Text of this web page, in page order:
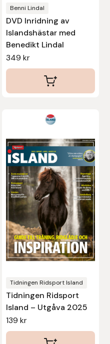
Benni Lindal
DVD Inridning av
Islandshästar med
Benedikt Lindal
349 kr
Tidningen Ridsport Island
Tidningen Ridsport
Island – Utgåva 2025
139 kr